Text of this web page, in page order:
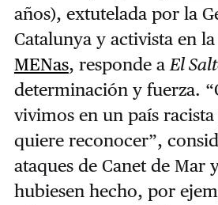
años), extutelada por la
Catalunya y activista en
MENas, responde aEl
determinación y fuerza.
vivimos en un país
quiere reconocer”,
ataques de Canet de Mar
hubiesen hecho, por